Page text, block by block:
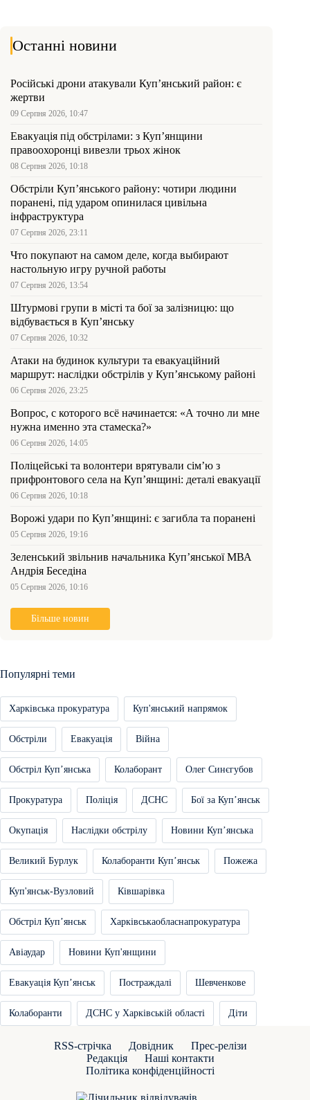
Останні новини
Російські дрони атакували Куп’янський район: є
жертви
09 Серпня 2026, 10:47
Евакуація під обстрілами: з Куп’янщини
правоохоронці вивезли трьох жінок
08 Серпня 2026, 10:18
Обстріли Куп’янського району: чотири людини
поранені, під ударом опинилася цивільна
інфраструктура
07 Серпня 2026, 23:11
Что покупают на самом деле, когда выбирают
настольную игру ручной работы
07 Серпня 2026, 13:54
Штурмові групи в місті та бої за залізницю: що
відбувається в Куп’янську
07 Серпня 2026, 10:32
Атаки на будинок культури та евакуаційний
маршрут: наслідки обстрілів у Куп’янському районі
06 Серпня 2026, 23:25
Вопрос, с которого всё начинается: «А точно ли мне
нужна именно эта стамеска?»
06 Серпня 2026, 14:05
Поліцейські та волонтери врятували сім’ю з
прифронтового села на Куп’янщині: деталі евакуації
06 Серпня 2026, 10:18
Ворожі удари по Куп’янщині: є загибла та поранені
05 Серпня 2026, 19:16
Зеленський звільнив начальника Купʼянської МВА
Андрія Беседіна
05 Серпня 2026, 10:16
Більше новин
Популярні теми
Харківська прокуратура Куп'янський напрямок
Обстріли Евакуація Війна
Обстріл Купʼянська Колаборант Олег Синєгубов
Прокуратура Поліція ДСНС Бої за Купʼянськ
Окупація Наслідки обстрілу Новини Купʼянська
Великий Бурлук Колаборанти Купʼянськ Пожежа
Куп'янськ-Вузловий Ківшарівка
Обстріл Купʼянськ Харківськаобласнапрокуратура
Авіаудар Новини Куп'янщини
Евакуація Купʼянськ Постраждалі Шевченкове
Колаборанти ДСНС у Харківській області Діти
RSS-стрічка Довідник
Прес-релізи
Редакція
Наші контакти
Політика конфіденційності